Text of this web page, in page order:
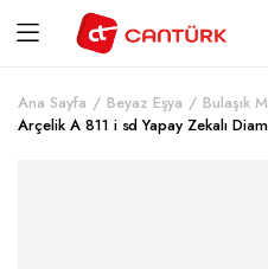
Ana Sayfa Beyaz Eşya
Bulaşık
Arçelik A 811 i sd Yapay Zekalı